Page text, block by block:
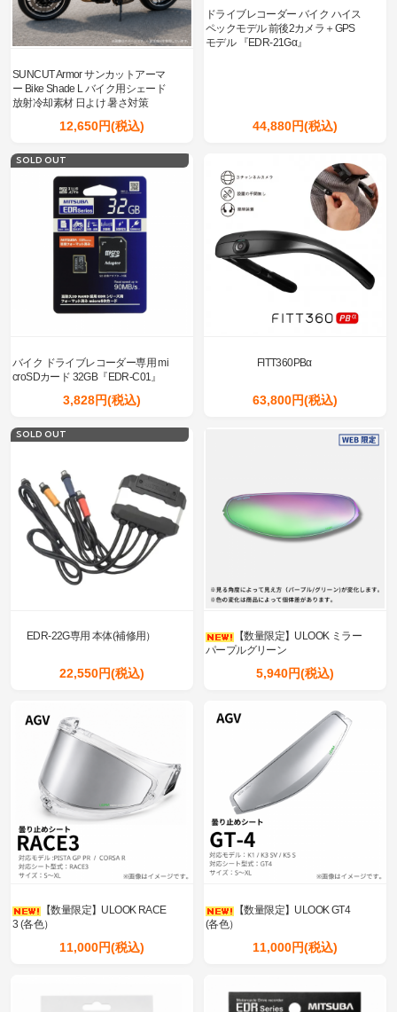
SUNCUT Armor サンカットアーマ
ー Bike Shade L バイク用シェード
放射冷却素材 日よけ 暑さ対策
12,650円(税込)
ドライブレコーダー バイク ハイス
ペックモデル 前後2カメラ＋GPS
モデル 『EDR-21Gα』
44,880円(税込)
SOLD OUT
バイク ドライブレコーダー専用 mi
croSDカード 32GB『EDR-C01』
3,828円(税込)
FITT360PBα
63,800円(税込)
SOLD OUT
EDR-22G専用 本体(補修用）
22,550円(税込)
【数量限定】ULOOK ミラー
パープルグリーン
5,940円(税込)
【数量限定】ULOOK RACE
3 (各色）
11,000円(税込)
【数量限定】ULOOK GT4
(各色）
11,000円(税込)